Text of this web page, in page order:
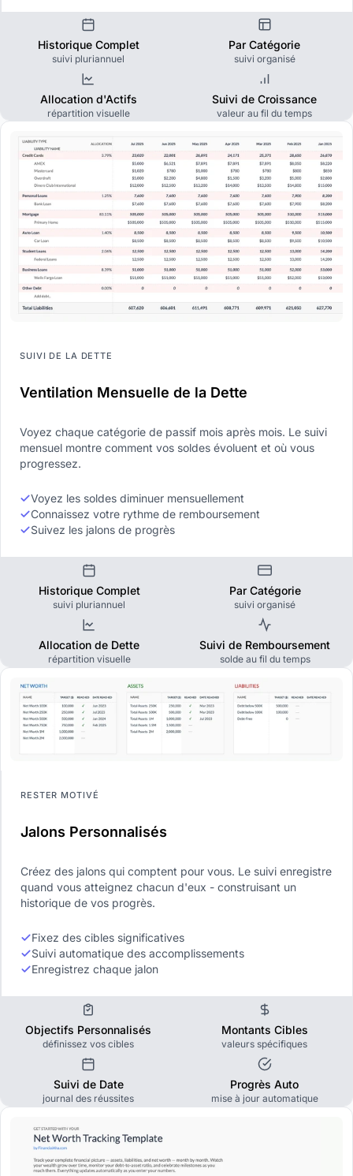
Historique Complet
suivi pluriannuel
Par Catégorie
suivi organisé
Allocation d'Actifs
répartition visuelle
Suivi de Croissance
valeur au fil du temps
SUIVI DE LA DETTE
Ventilation Mensuelle de la Dette
Voyez chaque catégorie de passif mois après mois. Le suivi
mensuel montre comment vos soldes évoluent et où vous
progressez.
Voyez les soldes diminuer mensuellement
Connaissez votre rythme de remboursement
Suivez les jalons de progrès
Historique Complet
suivi pluriannuel
Par Catégorie
suivi organisé
Allocation de Dette
répartition visuelle
Suivi de Remboursement
solde au fil du temps
RESTER MOTIVÉ
Jalons Personnalisés
Créez des jalons qui comptent pour vous. Le suivi enregistre
quand vous atteignez chacun d'eux - construisant un
historique de vos progrès.
Fixez des cibles significatives
Suivi automatique des accomplissements
Enregistrez chaque jalon
Objectifs Personnalisés
définissez vos cibles
Montants Cibles
valeurs spécifiques
Suivi de Date
journal des réussites
Progrès Auto
mise à jour automatique